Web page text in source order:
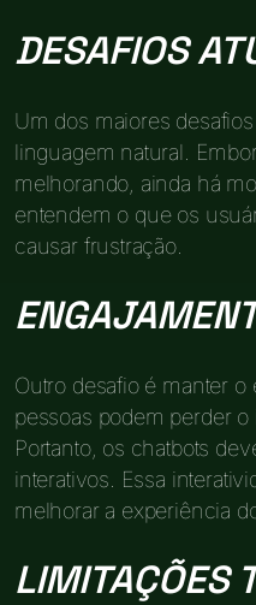
DESAFIOS
Um dos maiores
linguagem natural.
melhorando, ainda há
entendem o que os
causar frustração.
Outro desafio é manter
pessoas podem perder o
Portanto, os chatbots
interativos. Essa
melhorar a experiência
LIMITAÇÕES